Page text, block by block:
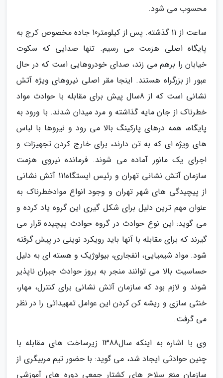
محسوب می شود.
ساعت از 11 گذشته. پس از کیلومتر10 جاده مخصوص کرج به
پایگاه اصلی هزمت می رسیم. تنها صدایی که سکوت
خیابان را برهم می زند، صدای خودروهایی است که در حال
عبور از بزرگراه هستند. اینجا مقر اصلی نیروهای ویژه آتش
نشانی است که از 8سال پیش برای مقابله با حوادث مواد
خطرناک از جان مایه گذاشته و مرد میدان شدند. با ورود به
پایگاه، همه درهای پارکینگ بالا می رود و نیروها با لباس
های ویژه ای که به تن دارند، برای خارج کردن تجهیزات و
اجرای یک مانور آماده می شوند. فرمانده نیروی هزمت
سازمان آتش نشانی تهران و رئیس ایستگاه111 آتش نشانی
از پیچیدگی های شهر تهران و وجود انواع موادخطرناک به
عنوان مهم ترین دلیل برای شکل گیری این گروه یاد کرده و
می گوید: این نوع حوادث در گروه حوادث پیچیده قرار می
گیرند که برای مقابله با آنها باید رویکرد نوینی در پیش گرفته
شود. مواد شیمیایی، انفجاری، بیولوژیک و هسته ای به دلیل
حساسیت بالا می توانند منجر به بروز حوادث جبران ناپذیر
شوند و لازم بود که سازمان آتش نشانی برای کنترل، مهار،
خنثی سازی و ریشه کن کردن این عوامل تمهیداتی را در نظر
می گرفت.
وی با اشاره به اینکه سال1388 زیرساخت های مقابله با
چنین حوادثی ایجاد شد، می گوید: با حضور تیم مربیگری از
سازمان منع سلاح های کشتار جمعی دوره های آموزشی